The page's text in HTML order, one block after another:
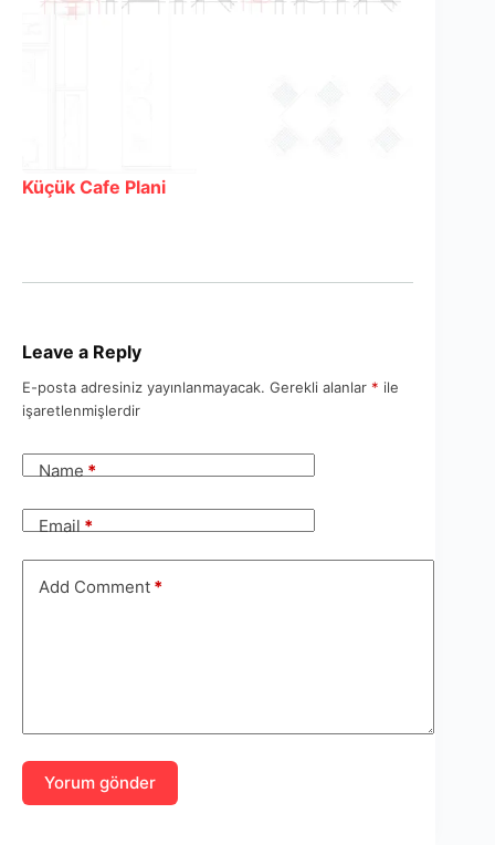
Küçük Cafe Plani
Leave a Reply
E-posta adresiniz yayınlanmayacak. Gerekli alanlar * ile
işaretlenmişlerdir
Name*
Email*
Add Comment *
Yorum gönder